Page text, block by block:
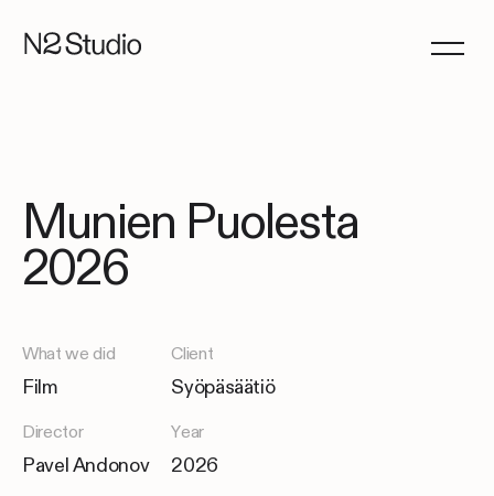
Munien Puolesta
2026
What we did
Film
Client
Syöpäsäätiö
Director
Pavel Andonov
Year
2026